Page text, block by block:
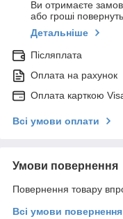
Ви отримаєте
або гроші
Детальніше
Післяплата
Оплата на рахунок
Оплата карткою
Всі умови оплати
Умови повернення
Повернення товару
Всі умови повернення